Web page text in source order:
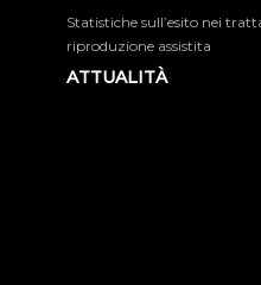
Statistiche sull’esito nei
riproduzione assistita
ATTUALITÀ